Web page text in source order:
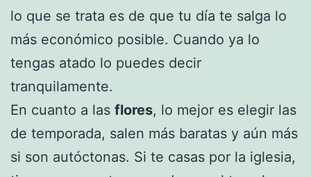
lo que se trata es de que tu día te salga lo
más económico posible. Cuando ya lo
tengas atado lo puedes decir
tranquilamente.
En cuanto a las flores, lo mejor es elegir las
de temporada, salen más baratas y aún más
si son autóctonas. Si te casas por la iglesia,